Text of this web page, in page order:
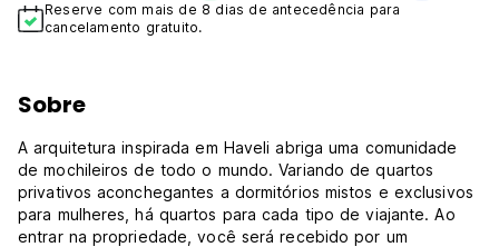
Reserve com mais de 8 dias de antecedência para
cancelamento gratuito.
Sobre
A arquitetura inspirada em Haveli abriga uma comunidade
de mochileiros de todo o mundo. Variando de quartos
privativos aconchegantes a dormitórios mistos e exclusivos
para mulheres, há quartos para cada tipo de viajante. Ao
entrar na propriedade, você será recebido por um